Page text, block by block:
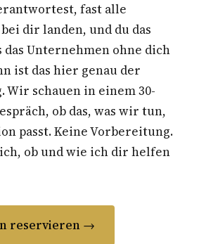
fast alle
dir landen, und du das
das Unternehmen ohne dich
ist das hier genau der
schauen in einem 30-
ob das, was wir tun,
passt. Keine Vorbereitung.
ob und wie ich dir helfen
reservieren →